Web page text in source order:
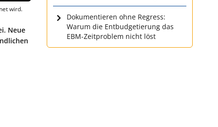
wird.
Neue
Dokumentieren ohne Regress:
Warum die Entbudgetierung das
EBM-Zeitproblem nicht löst